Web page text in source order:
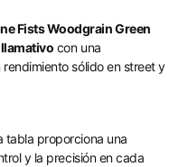
Fists Woodgrain Green
con una
sólido en street y
tabla proporciona una
y la precisión en cada